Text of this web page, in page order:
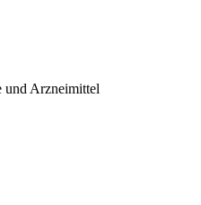
und Arzneimittel